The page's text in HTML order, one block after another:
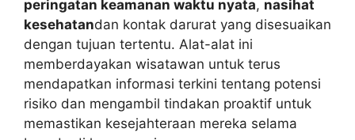
peringatan keamanan waktu nyata, nasihat
kesehatandan kontak darurat yang disesuaikan
dengan tujuan tertentu. Alat-alat ini
memberdayakan wisatawan untuk terus
mendapatkan informasi terkini tentang potensi
risiko dan mengambil tindakan proaktif untuk
memastikan kesejahteraan mereka selama